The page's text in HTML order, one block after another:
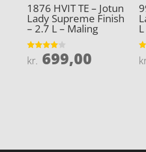
1876 HVIT TE – Jotun
Lady Supreme Finish
– 2.7 L – Maling
Vurderet
4
kr. 699,00